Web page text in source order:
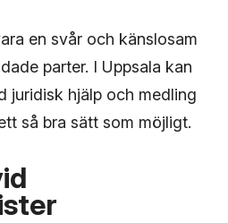
en svår och känslosam
parter. I Uppsala kan
juridisk hjälp och medling
så bra sätt som möjligt.